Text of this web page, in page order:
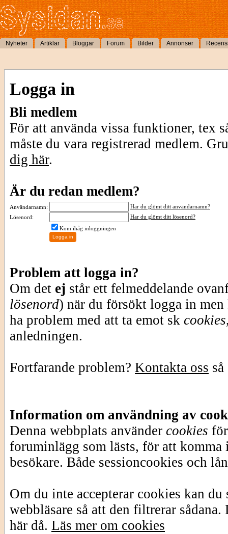
Nyheter Artiklar Bloggar Forum Bilder Annonser
Logga in
Bli medlem
För att använda vissa funktioner, tex
måste du vara registrerad medlem.
dig här.
Är du redan medlem?
Användarnamn:
Har du glömt ditt användarnamn?
Lösenord:
Har du glömt ditt lösenord?
Kom ihåg inloggningen
Problem att logga in?
Om det ej står ett felmeddelande
lösenord) när du försökt logga in
ha problem med att ta emot sk cookies
anledningen.
Fortfarande problem? Kontakta oss
Information om användning av
Denna webbplats använder cookies
foruminlägg som lästs, för att
besökare. Både sessioncookies och
Om du inte accepterar cookies kan
webbläsare så att den filtrerar
här då. Läs mer om cookies